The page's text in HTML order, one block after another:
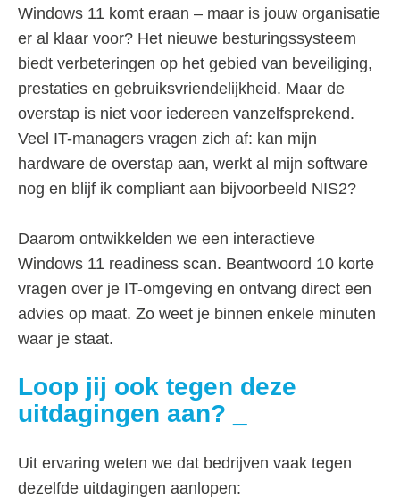
Windows 11 komt eraan – maar is jouw organisatie
er al klaar voor? Het nieuwe besturingssysteem
biedt verbeteringen op het gebied van beveiliging,
prestaties en gebruiksvriendelijkheid. Maar de
overstap is niet voor iedereen vanzelfsprekend.
Veel IT-managers vragen zich af: kan mijn
hardware de overstap aan, werkt al mijn software
nog en blijf ik compliant aan bijvoorbeeld NIS2?
Daarom ontwikkelden we een interactieve
Windows 11 readiness scan. Beantwoord 10 korte
vragen over je IT-omgeving en ontvang direct een
advies op maat. Zo weet je binnen enkele minuten
waar je staat.
Loop jij ook tegen deze
uitdagingen aan?
Uit ervaring weten we dat bedrijven vaak tegen
dezelfde uitdagingen aanlopen: